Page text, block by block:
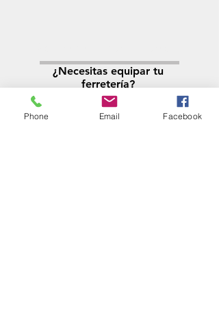
Llamá al:
011-4768-9855
info@angelmbeber.com.ar
¿Necesitas equipar tu
ferretería?
Phone Email Facebook